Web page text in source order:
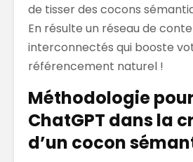
de tisser des cocons
En résulte un réseau de
interconnectés qui booste
référencement naturel !
Méthodologie
ChatGPT dans la
d’un cocon